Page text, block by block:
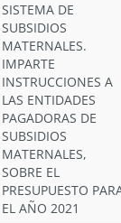
SISTEMA DE
SUBSIDIOS
MATERNALES.
IMPARTE
INSTRUCCIONES A
LAS ENTIDADES
PAGADORAS DE
SUBSIDIOS
MATERNALES,
SOBRE EL
PRESUPUESTO
EL AÑO 2021